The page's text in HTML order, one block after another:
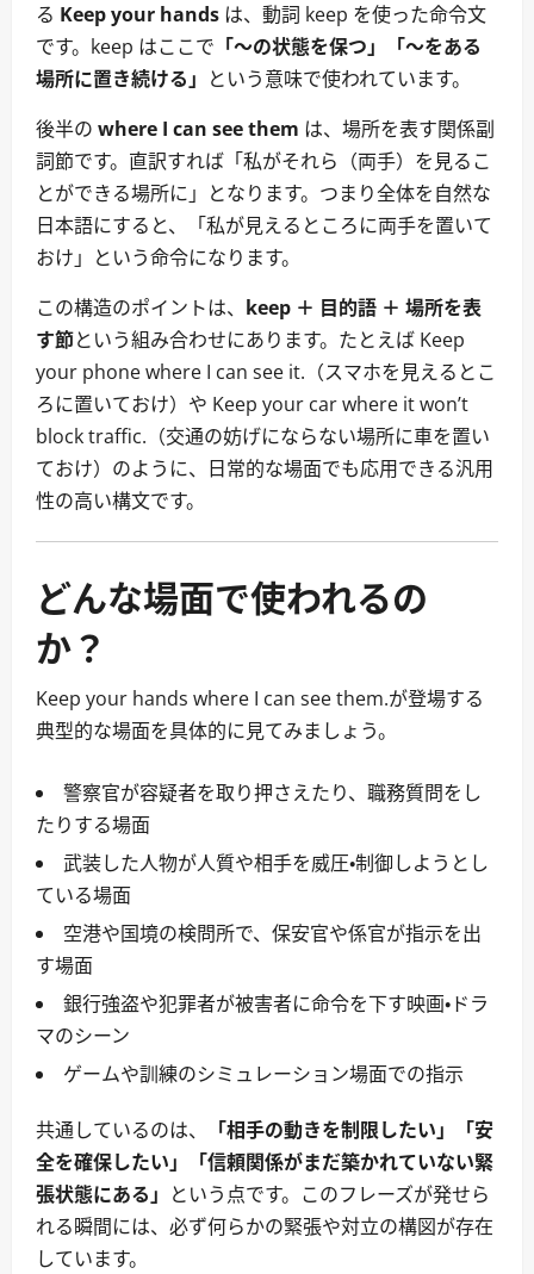
る Keep your hands は、動詞 keep を使った命令文
です。keep はここで 「〜の状態を保つ」「〜をある
場所に置き続ける」 という意味で使われています。
後半の where I can see them は、場所を表す関係副
詞節です。直訳すれば「私がそれら（両手）を見るこ
とができる場所に」となります。つまり全体を自然な
日本語にすると、「私が見えるところに両手を置いて
おけ」という命令になります。
この構造のポイントは、 keep ＋ 目的語 ＋ 場所を表
す節という組み合わせにあります。たとえば Keep
your phone where I can see it.（スマホを見えるとこ
ろに置いておけ）や Keep your car where it won’t
block traffic.（交通の妨げにならない場所に車を置い
ておけ）のように、日常的な場面でも応用できる汎用
性の高い構文です。
どんな場面で使われるの
か？
Keep your hands where I can see them.が登場する
典型的な場面を具体的に見てみましょう。
警察官が容疑者を取り押さえたり、職務質問をし
たりする場面
武装した人物が人質や相手を威圧・制御しようとし
ている場面
空港や国境の検問所で、保安官や係官が指示を出
す場面
銀行強盗や犯罪者が被害者に命令を下す映画・ドラ
マのシーン
ゲームや訓練のシミュレーション場面での指示
共通しているのは、
「相手の動きを制限したい」「安
全を確保したい」「信頼関係がまだ築かれていない緊
張状態にある」 という点です。このフレーズが発せら
れる瞬間には、必ず何らかの緊張や対立の構図が存在
しています。